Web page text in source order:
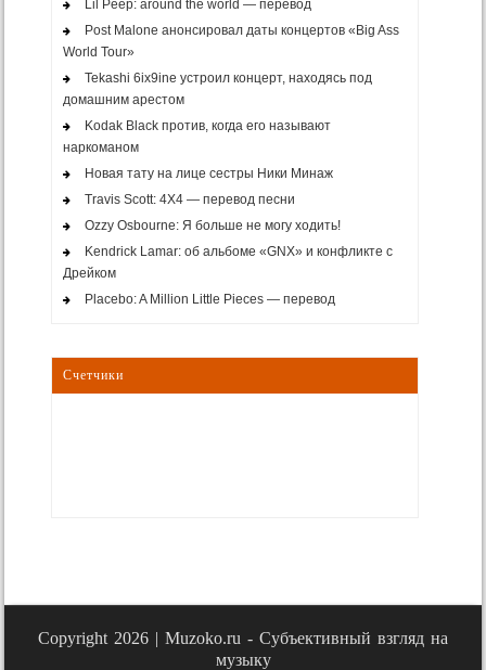
Lil Peep: around the world — перевод
Post Malone анонсировал даты концертов «Big Ass
World Tour»
Tekashi 6ix9ine устроил концерт, находясь под
домашним арестом
Kodak Black против, когда его называют
наркоманом
Новая тату на лице сестры Ники Минаж
Travis Scott: 4X4 — перевод песни
Ozzy Osbourne: Я больше не могу ходить!
Kendrick Lamar: об альбоме «GNX» и конфликте с
Дрейком
Placebo: A Million Little Pieces — перевод
Счетчики
Copyright 2026 | Muzoko.ru - Субъективный взгляд на
музыку